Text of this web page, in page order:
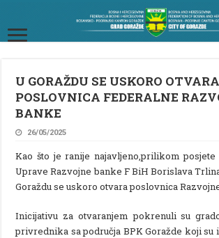
U GORAŽDU SE USKORO OTVARA
POSLOVNICA FEDERALNE
BANKE
26/05/2025
Kao što je ranije najavljeno,prilikom posjete
Uprave Razvojne banke F BiH Borislava
Goraždu se uskoro otvara poslovnica
Inicijativu za otvaranjem pokrenuli su
privrednika sa područja BPK Goražde koji